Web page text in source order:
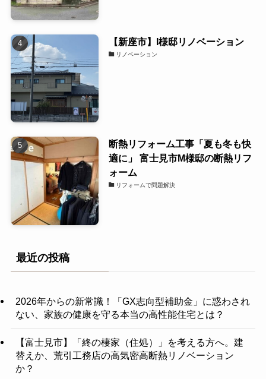
【新座市】I様邸リノベーション
リノベーション
断熱リフォーム工事「夏も冬も快
適に」 富士見市M様邸の断熱リフ
ォーム
リフォームで問題解決
最近の投稿
2026年からの新常識！「GX志向型補助金」に惑わされ
ない、家族の健康を守る本当の高性能住宅とは？
【富士見市】「終の棲家（住処）」を考える方へ。建
替えか、荒引工務店の高気密高断熱リノベーション
か？